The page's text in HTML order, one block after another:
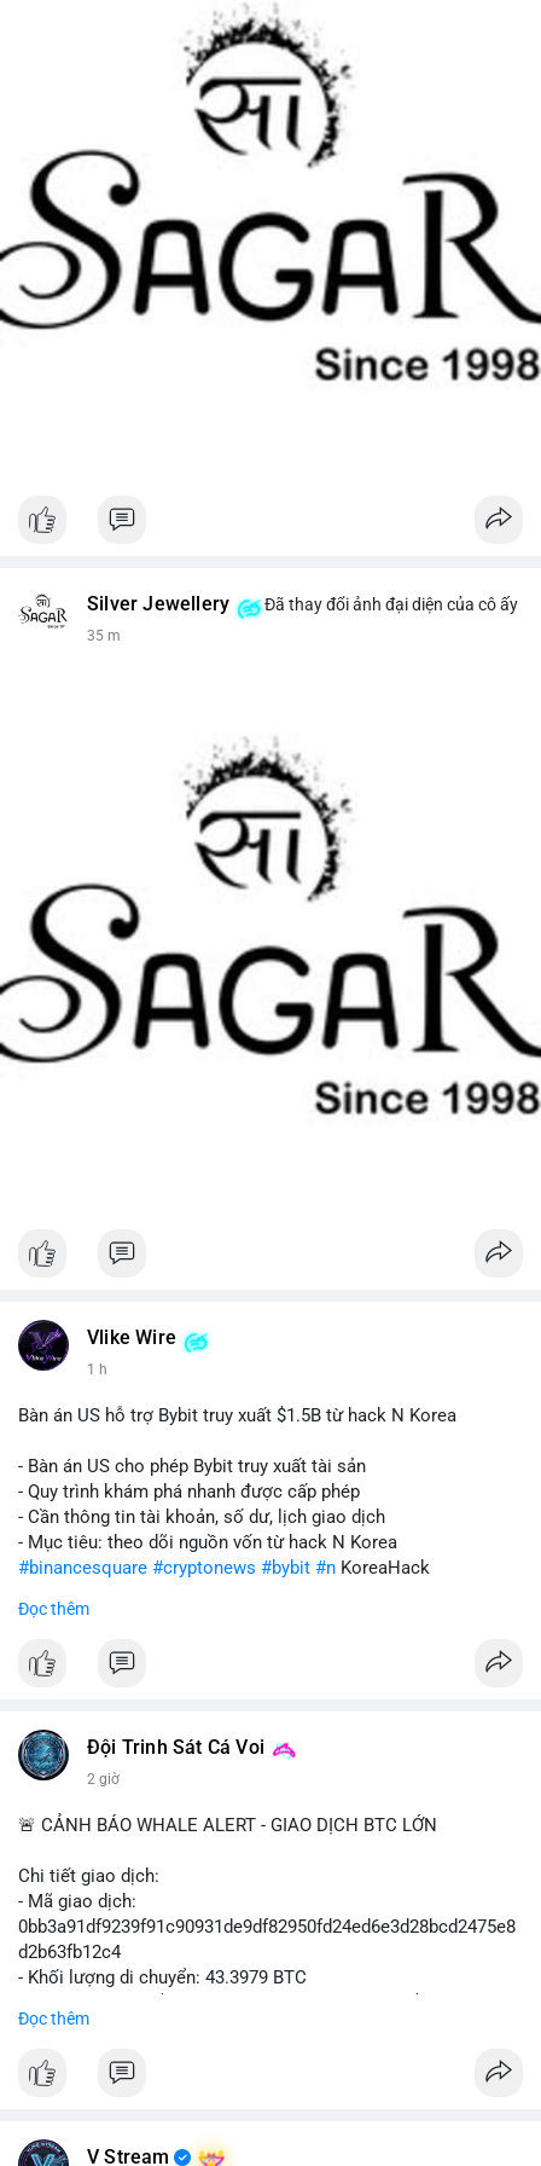
Silver Jewellery Đã thay đổi ảnh đại diện của cô ấy
35 m
Vlike Wire
1 h
Bàn án US hỗ trợ Bybit truy xuất $1.5B từ hack N Korea
- Bàn án US cho phép Bybit truy xuất tài sản
- Quy trình khám phá nhanh được cấp phép
- Cần thông tin tài khoản, số dư, lịch giao dịch
- Mục tiêu: theo dõi nguồn vốn từ hack N Korea
#binancesquare #cryptonews #bybit #n KoreaHack
$btc $eth
#vlikevn #titanbot
Đọc thêm
Đội Trinh Sát Cá Voi
2 giờ
🚨 CẢNH BÁO WHALE ALERT - GIAO DỊCH BTC LỚN
Chi tiết giao dịch:
- Mã giao dịch:
0bb3a91df9239f91c90931de9df82950fd24ed6e3d28bcd2475e8
d2b63fb12c4
- Khối lượng di chuyển: 43.3979 BTC
USD)
- Thời gian: 04:18
số đủ lớn để tạo áp lực thanh khoản tức thời. Hành vi này có
Đọc thêm
V Stream